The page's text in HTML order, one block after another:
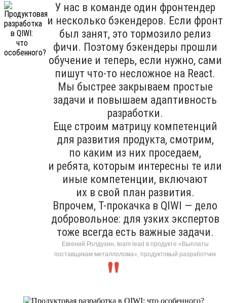
У нас в команде один фронтендер
и несколько бэкендеров. Если фронт
был занят, это тормозило релиз
фичи. Поэтому бэкендеры прошли
обучение и теперь, если нужно, сами
пишут что-то несложное на React.
Мы быстрее закрываем простые
задачи и повышаем адаптивность
разработки.
Еще строим матрицу компетенций
для развития продукта, смотрим,
по каким из них проседаем,
и ребята, которым интересны те или
иные компетенции, включают
их в свой план развития.
Впрочем, T-прокачка в QIWI — дело
добровольное: для узких экспертов
тоже всегда есть важные задачи.
Евгений Ролдухин, team lead в продукте «Выплаты
поставщикам металлолома», продуктовый разработчик